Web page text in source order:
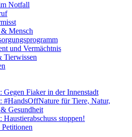
Notfall
Mensch
und Vermächtnis
Tierwissen
Gegen Fiaker in der Innenstadt
#HandsOffNature für Tiere, Natur,
Gesundheit
Haustierabschuss stoppen!
Petitionen